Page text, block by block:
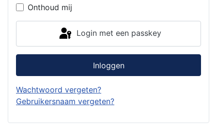
Onthoud mij
Login met een passkey
Inloggen
Wachtwoord vergeten?
Gebruikersnaam vergeten?